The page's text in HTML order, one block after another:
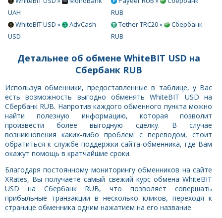
UAH
WhiteBIT USD »
AdvCash
USD
RUB
Tether TRC20 »
Сбербанк
RUB
Детальнее об обмене WhiteBIT USD на
Сбербанк RUB
Используя обменники, предоставленные в таблице, у Вас
есть возможность выгодно обменять WhiteBIT USD на
Сбербанк RUB. Напротив каждого обменного пункта можно
найти полезную информацию, которая позволит
произвести более выгодную сделку. В случае
возникновения каких-либо проблем с переводом, стоит
обратиться к службе поддержки сайта-обменника, где Вам
окажут помощь в кратчайшие сроки.
Благодаря постоянному мониторингу обменников на сайте
XRates, Вы получаете самый свежий курс обмена WhiteBIT
USD на Сбербанк RUB, что позволяет совершать
прибыльные транзакции в несколько кликов, переходя к
странице обменника одним нажатием на его название.